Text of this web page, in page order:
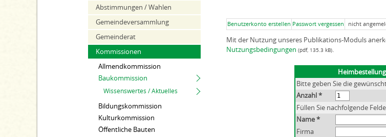
Abstimmungen / Wahlen
Gemeindeversammlung
Gemeinderat
Kommissionen
Allmendkommission
Baukommission
Wissenswertes / Aktuelles
Bildungskommission
Kulturkommission
Öffentliche Bauten
Benutzerkonto erstellen Passwort vergessen nicht
Mit der Nutzung unseres Publikations-Moduls
Nutzungsbedingungen (pdf, 135.3 kB).
Bitte geben Sie die
Anzahl *
Füllen Sie nachfolgende
Name *
Firma